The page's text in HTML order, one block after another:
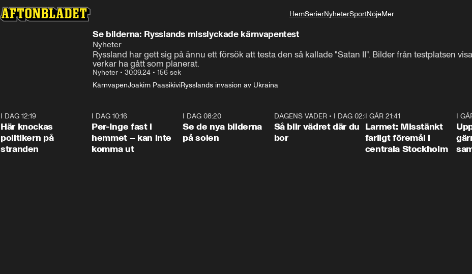
Jag vet inte om
HemSerierNyheterSportNöjeMer
Se bilderna: Rysslands misslyckade kärnvapentest
Nyheter
Ryssland har gett sig på ännu ett försök att testa den så kallade "Satan II". Bilder från testplatsen
verkar ha gått som planerat.
Nyheter • 30.09.24 • 156 sek
KärnvapenJoakim PaasikiviRysslands invasion av Ukraina
I DAG 12:19
Här knockas
politikern på
stranden
I DAG 10:16
Per-Inge fast i
hemmet – kan inte
komma ut
I DAG 08:20
Se de nya bilderna
på solen
1:06
DAGENS VÄDER• I DAG 02:30
Så blir vädret där du
bor
I GÅR 21:41
Larmet: Misstänkt
farligt föremål i
centrala Stockholm
I